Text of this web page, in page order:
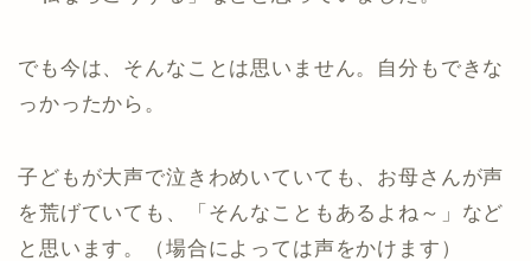
でも今は、そんなことは思いません。自分もできな
っかったから。
子どもが大声で泣きわめいていても、お母さんが声
を荒げていても、「そんなこともあるよね～」など
と思います。（場合によっては声をかけます）